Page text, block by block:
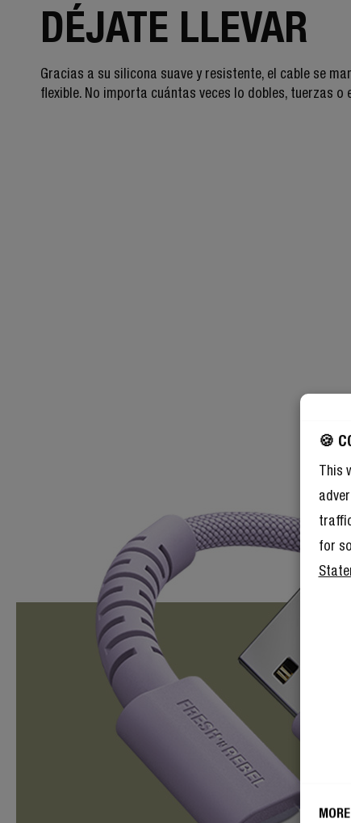
🍪
This
for
DÉJATE LLEVAR
Gracias a su silicona suave y resistente, el cable se
flexible. No importa cuántas veces lo dobles, tuerzas o